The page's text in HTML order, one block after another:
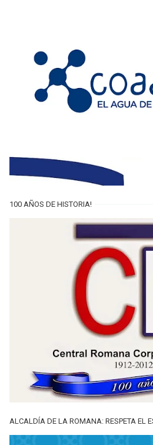
100 AÑOS DE HISTORIA!
ALCALDÍA DE LA ROMANA: RESPETA EL